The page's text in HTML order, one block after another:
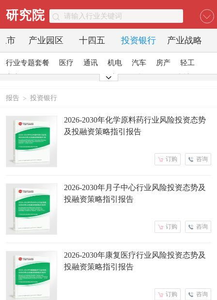
研究院
市 产业园区 十四五 投资银行 产业战略
行业专题套餐 医疗 通讯 机电 汽车 房产
轻工
酒店
报告 > 投资银行
2026-2030年化学原料药行业风险投资态势
及投融资策略指引报告
咨询
订购
2026-2030年月子中心行业风险投资态势及
投融资策略指引报告
咨询
订购
2026-2030年康复医疗行业风险投资态势及
投融资策略指引报告
咨询
订购